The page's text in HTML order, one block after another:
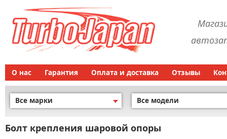
О нас Гарантия Оплата и доставка Отзывы
Все марки Все модели
Болт крепления шаровой опоры